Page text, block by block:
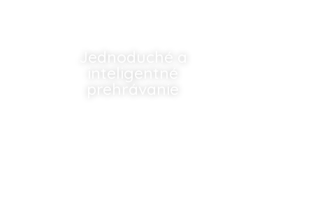
Jednoduché a
inteligentné
prehrávanie